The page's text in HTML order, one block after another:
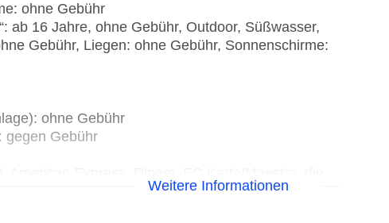
ohne Gebühr
ab 16 Jahre, ohne Gebühr, Outdoor, Süßwasser,
Gebühr, Liegen: ohne Gebühr, Sonnenschirme:
ohne Gebühr
gegen Gebühr
Weitere Informationen